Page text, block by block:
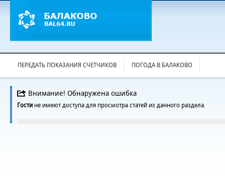
ПЕРЕДАТЬ ПОКАЗАНИЯ СЧЕТЧИКОВ ПОГОДА В БАЛАКОВО
Внимание! Обнаружена ошибка
Гости не имеют доступа для просмотра статей из данного раздела.